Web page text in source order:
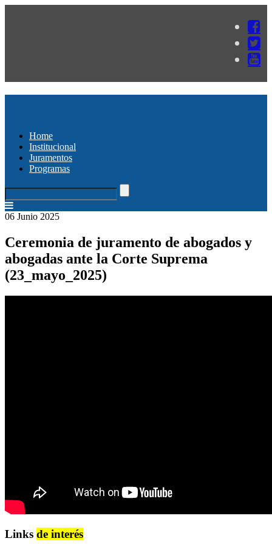
Home
Institucional
Juramentos
Programas
06 Junio 2025
Ceremonia de juramento de abogados y
abogadas ante la Corte Suprema
(23_mayo_2025)
Links de interés